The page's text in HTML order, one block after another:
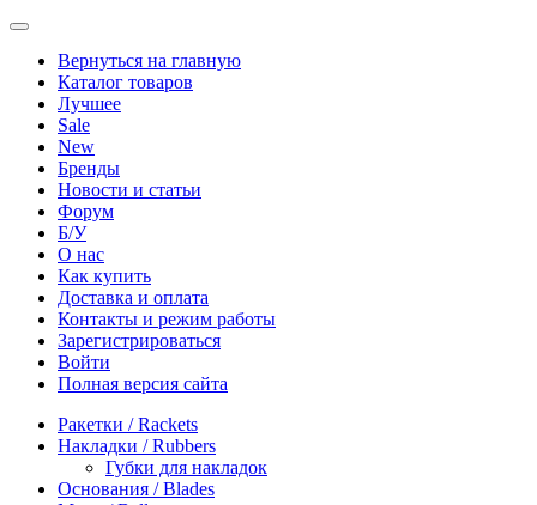
Вернуться на главную
Каталог товаров
Лучшее
Sale
New
Бренды
Новости и статьи
Форум
Б/У
О нас
Как купить
Доставка и оплата
Контакты и режим работы
Зарегистрироваться
Войти
Полная версия сайта
Ракетки / Rackets
Накладки / Rubbers
Губки для накладок
Основания / Blades